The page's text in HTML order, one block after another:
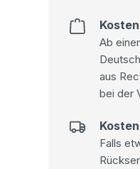
Ab
aus
bei der
Falls